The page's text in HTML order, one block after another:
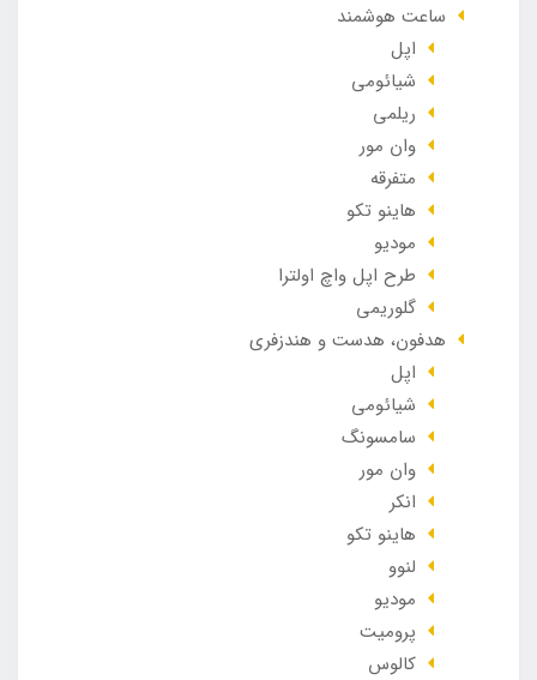
ساعت هوشمند
اپل
شیائومی
ریلمی
وان مور
متفرقه
هاینو تکو
مودیو
طرح اپل واچ اولترا
گلوریمی
هدفون، هدست و هندزفری
اپل
شیائومی
سامسونگ
وان مور
انکر
هاینو تکو
لنوو
مودیو
پرومیت
کالوس